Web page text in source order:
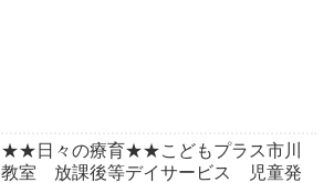
★★日々の療育★★こどもプラス市川
教室 放課後等デイサービス 児童発